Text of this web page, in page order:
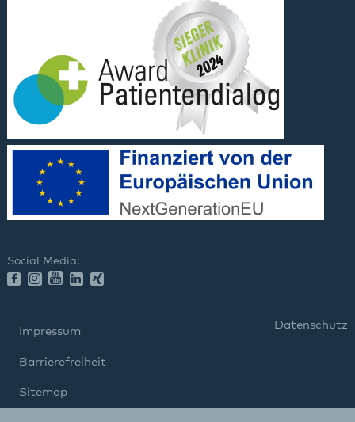
Social Media:
Impressum
Datenschutz
Barrierefreiheit
Sitemap